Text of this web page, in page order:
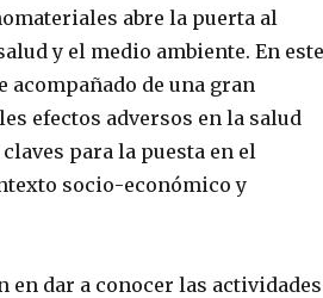
abre la puerta al
y el medio ambiente. En este
acompañado de una gran
efectos adversos en la salud
para la puesta en el
socio-económico y
en dar a conocer las actividades